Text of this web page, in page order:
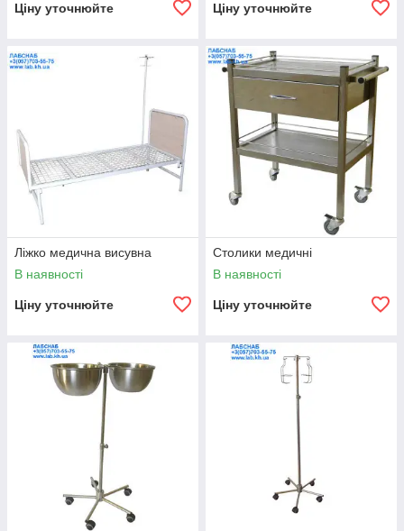
Ціну уточнюйте Ціну уточнюйте
Ліжко медична висувна
В наявності
Ціну уточнюйте
Столики медичні
В наявності
Ціну уточнюйте